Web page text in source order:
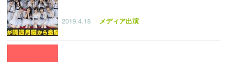
2019.4.18 メディア出演